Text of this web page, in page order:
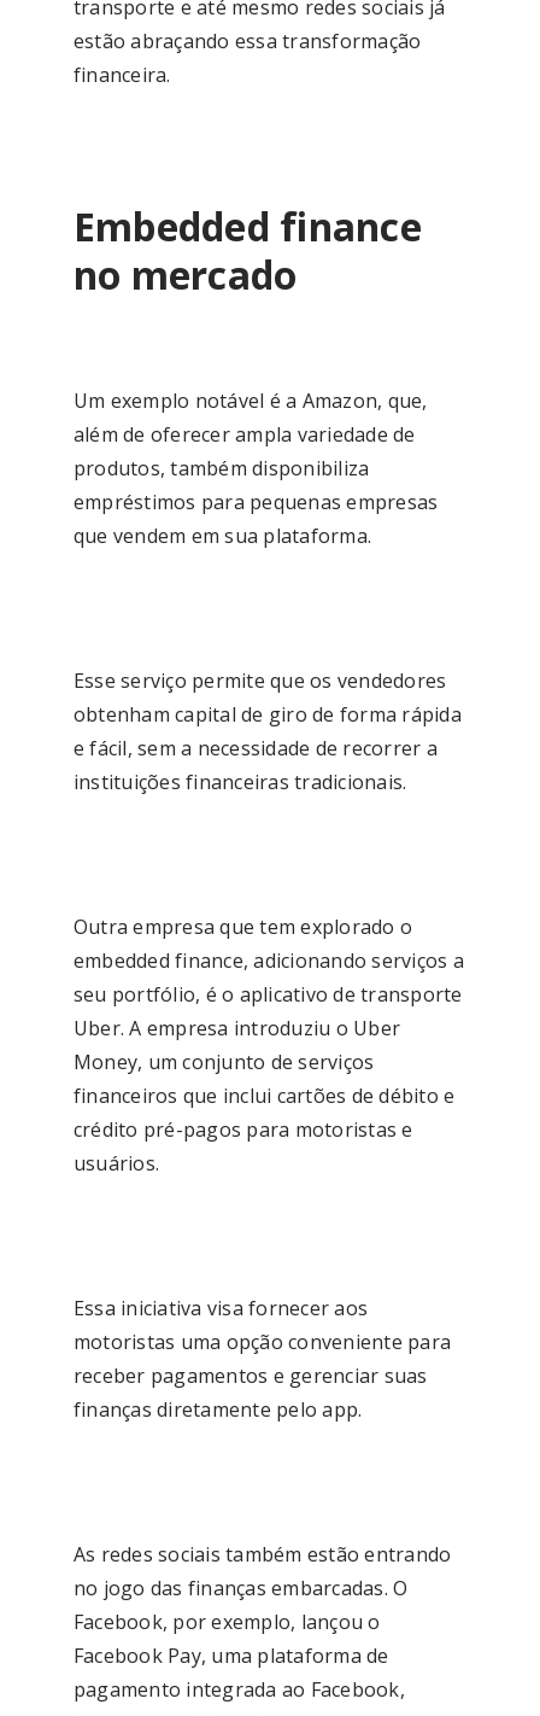
transporte e até mesmo redes sociais já
estão abraçando essa transformação
financeira.
Embedded finance
no mercado
Um exemplo notável é a Amazon, que,
além de oferecer ampla variedade de
produtos, também disponibiliza
empréstimos para pequenas empresas
que vendem em sua plataforma.
Esse serviço permite que os vendedores
obtenham capital de giro de forma rápida
e fácil, sem a necessidade de recorrer a
instituições financeiras tradicionais.
Outra empresa que tem explorado o
embedded finance, adicionando serviços a
seu portfólio, é o aplicativo de transporte
Uber. A empresa introduziu o Uber
Money, um conjunto de serviços
financeiros que inclui cartões de débito e
crédito pré-pagos para motoristas e
usuários.
Essa iniciativa visa fornecer aos
motoristas uma opção conveniente para
receber pagamentos e gerenciar suas
finanças diretamente pelo app.
As redes sociais também estão entrando
no jogo das finanças embarcadas. O
Facebook, por exemplo, lançou o
Facebook Pay, uma plataforma de
pagamento integrada ao Facebook,